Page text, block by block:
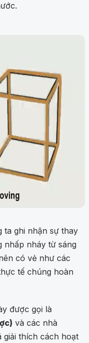
ta ghi nhận sự thay
nhấp nháy từ sáng
có vẻ như các
tế chúng hoàn
được gọi là
và các nhà
giải thích cách hoạt